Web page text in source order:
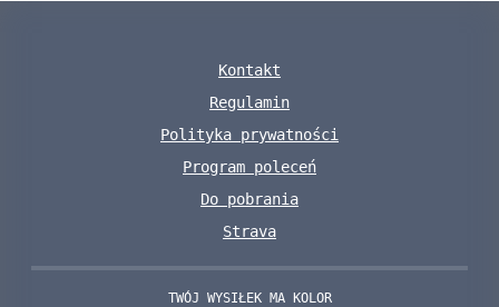
Kontakt
Regulamin
Polityka prywatności
Program poleceń
Do pobrania
Strava
TWÓJ WYSIŁEK MA KOLOR